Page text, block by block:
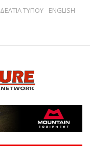
ΔΕΛΤΙΑ ΤΥΠΟΥ ENGLISH